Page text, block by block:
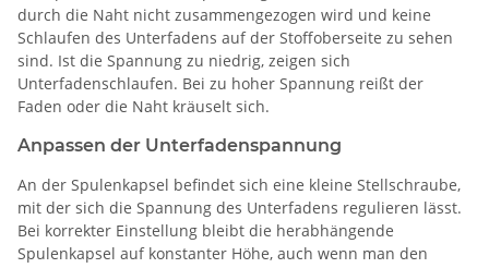
durch die Naht nicht zusammengezogen wird und keine
Schlaufen des Unterfadens auf der Stoffoberseite zu sehen
sind. Ist die Spannung zu niedrig, zeigen sich
Unterfadenschlaufen. Bei zu hoher Spannung reißt der
Faden oder die Naht kräuselt sich.
Anpassen der Unterfadenspannung
An der Spulenkapsel befindet sich eine kleine Stellschraube,
mit der sich die Spannung des Unterfadens regulieren lässt.
Bei korrekter Einstellung bleibt die herabhängende
Spulenkapsel auf konstanter Höhe, auch wenn man den